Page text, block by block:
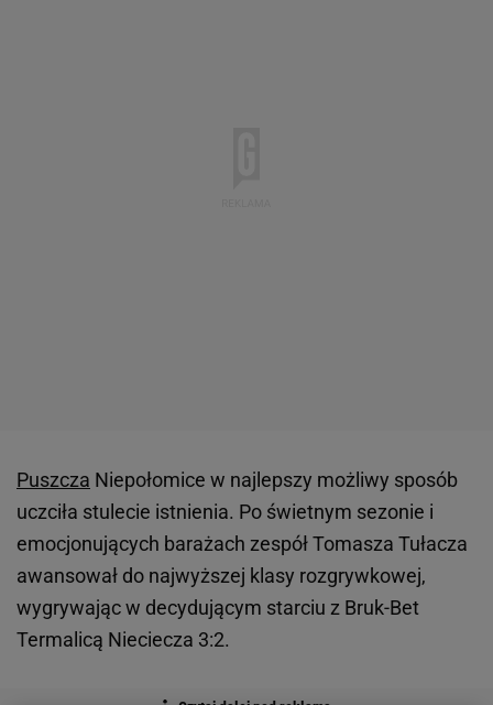
Puszcza Niepołomice w najlepszy możliwy sposób
uczciła stulecie istnienia. Po świetnym sezonie i
emocjonujących barażach zespół Tomasza Tułacza
awansował do najwyższej klasy rozgrywkowej,
wygrywając w decydującym starciu z Bruk-Bet
Termalicą Nieciecza 3:2.